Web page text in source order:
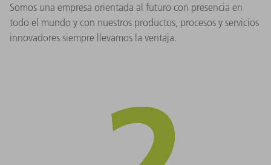
Somos una empresa orientada al futuro con presencia en
todo el mundo y con nuestros productos, procesos y servicios
innovadores siempre llevamos la ventaja.